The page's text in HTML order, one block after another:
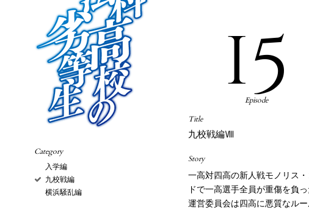
Category
入学編
九校戦編
横浜騒乱編
15
Episode
Title
九校戦編Ⅷ
Story
一高対四高の新人戦モノリス・
ドで一高選手全員が重傷を負っ
運営委員会は四高に悪質なルー